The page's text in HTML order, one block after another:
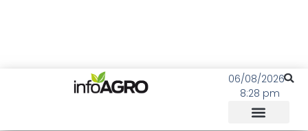
06/08/2026
8:28 pm